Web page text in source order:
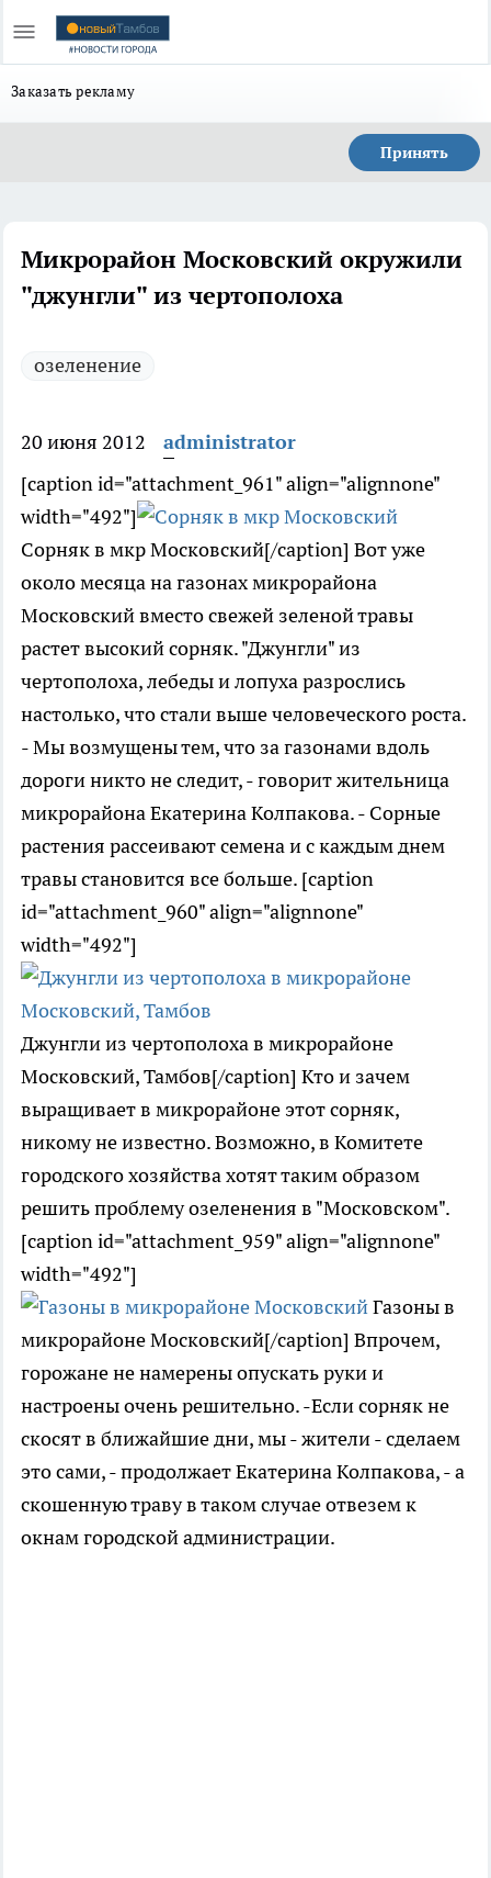
Заказать рекламу
Принять
Микрорайон Московский окружили
"джунгли" из чертополоха
озеленение
20 июня 2012
administrator
[caption id="attachment_961" align="alignnone"
width="492"]
Сорняк в мкр Московский[/caption] Вот уже
около месяца на газонах микрорайона
Московский вместо свежей зеленой травы
растет высокий сорняк. "Джунгли" из
чертополоха, лебеды и лопуха разрослись
настолько, что стали выше человеческого роста.
- Мы возмущены тем, что за газонами вдоль
дороги никто не следит, - говорит жительница
микрорайона Екатерина Колпакова. - Сорные
растения рассеивают семена и с каждым днем
травы становится все больше. [caption
id="attachment_960" align="alignnone"
width="492"]
Джунгли из чертополоха в микрорайоне
Московский, Тамбов[/caption] Кто и зачем
выращивает в микрорайоне этот сорняк,
никому не известно. Возможно, в Комитете
городского хозяйства хотят таким образом
решить проблему озеленения в "Московском".
[caption id="attachment_959" align="alignnone"
width="492"]
Газоны в
микрорайоне Московский[/caption] Впрочем,
горожане не намерены опускать руки и
настроены очень решительно. -Если сорняк не
скосят в ближайшие дни, мы - жители - сделаем
это сами, - продолжает Екатерина Колпакова, - а
скошенную траву в таком случае отвезем к
окнам городской администрации.